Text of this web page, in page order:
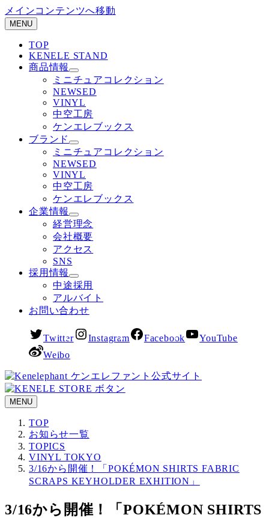
メインコンテンツへ移動
MENU
TOP
KENELE STAND
商品情報
ミニチュアコレクション
NEWSED
VINYL
中空工房
ケンエレブックス
ブランド
ミニチュアコレクション
NEWSED
VINYL
中空工房
ケンエレブックス
企業情報
経営理念
会社概要
アクセス
SNS
採用情報
中途採用
アルバイト
お問い合わせ
Twitter Instagram Facebook
YouTube
Weibo
MENU
TOP
お知らせ一覧
TOPICS
VINYL TOKYO
3/16から開催！「POKÉMON SHIRTS FABRIC
SCRAPS KEYHOLDER EXHITION」
3/16から開催！「POKÉMON SHIRTS